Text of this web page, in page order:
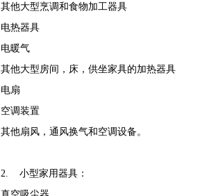
其他大型烹调和食物加工器具
电热器具
电暖气
其他大型房间，床，供坐家具的加热器具
电扇
空调装置
其他扇风，通风换气和空调设备。
2. 小型家用器具：